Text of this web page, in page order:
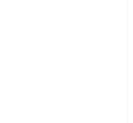
je 5 z 5 hvězdiček.
je 5 z 5 hvězdiček.